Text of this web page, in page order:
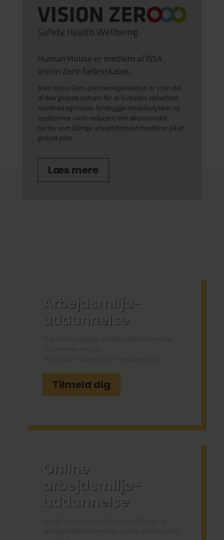
Human House er medlem af ISSA
Vision Zero-fællesskabet.
Som Vision Zero-partnerorganisation er vi en del
af den globale indsats for at forbedre sikkerhed,
sundhed og trivsel, forebygge arbejdsulykker og
sygdomme samt reducere den økonomiske
byrde, som dårlige arbejdsforhold medfører på et
globalt plan.
Læs mere
Arbejdsmiljø­
uddannelse
Tag den lovpligtige arbejdsmiljøuddannelse
hos Human House.
Vi tilbyder uddannelsen i hele Danmark.
Tilmeld dig
Online
arbejdsmiljø­
uddannelse
Undgå besværet med transporttid, og tag
arbejdsmiljøuddannelsen online, der hvor det